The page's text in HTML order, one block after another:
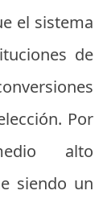
el sistema
de
Por
alto
siendo un